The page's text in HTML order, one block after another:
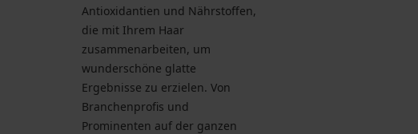
Antioxidantien und Nährstoffen,
die mit Ihrem Haar
zusammenarbeiten, um
wunderschöne glatte
Ergebnisse zu erzielen. Von
Branchenprofis und
Prominenten auf der ganzen